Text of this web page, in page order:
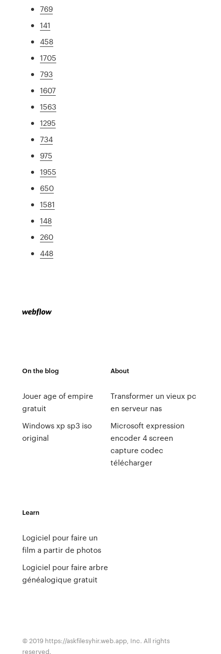
769
141
458
1705
793
1607
1563
1295
734
975
1955
650
1581
148
260
448
On the blog
Jouer age of empire
gratuit
Windows xp sp3 iso
original
About
Transformer un vieux pc
en serveur nas
Microsoft expression
encoder 4 screen
capture codec
télécharger
Learn
Logiciel pour faire un
film a partir de photos
Logiciel pour faire arbre
généalogique gratuit
© 2019 https://askfilesyhir.web.app, Inc. All rights
reserved.